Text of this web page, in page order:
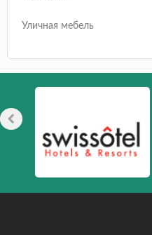
Уличная мебель